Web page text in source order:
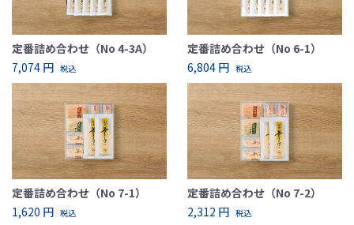
定番詰め合わせ（No 4-3A）
7,074 円 税込
定番詰め合わせ（No 6-1）
6,804 円 税込
定番詰め合わせ（No 7-1）
1,620 円 税込
定番詰め合わせ（No 7-2）
2,312 円 税込